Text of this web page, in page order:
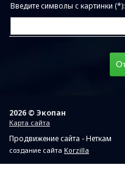
Введите символы с картинки (*):
2026 © Экопан
Карта сайта
Продвижение сайта - Неткам
создание сайта Korzilla